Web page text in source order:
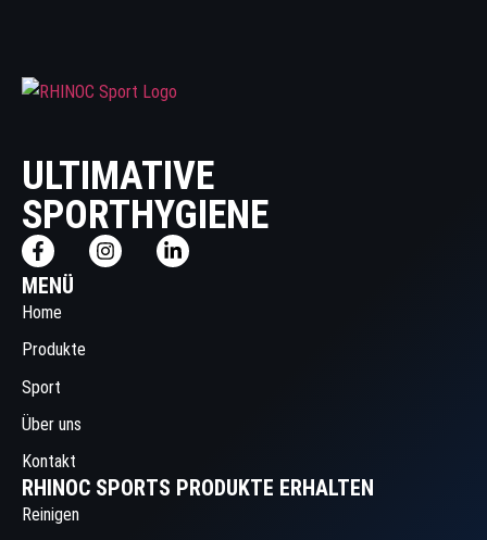
ULTIMATIVE
SPORTHYGIENE
MENÜ
Home
Produkte
Sport
Über uns
Kontakt
RHINOC SPORTS PRODUKTE ERHALTEN
Reinigen